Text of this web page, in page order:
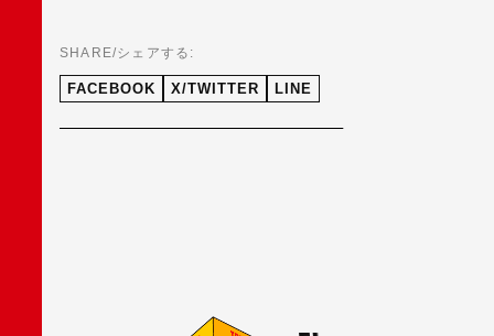
SHARE/シェアする:
FACEBOOK X/TWITTER LINE